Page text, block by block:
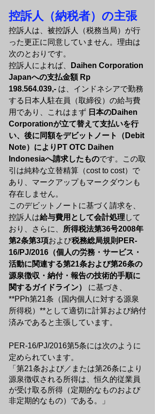
控訴人（納税者）の主張
控訴人は、被控訴人（税務当局）が行
った更正に同意していません。理由は
次のとおりです。
控訴人によれば、
Daihen Corporation
Japanへの支払金額 Rp
198.564.039,- は、インドネシアで勤務
する日本人駐在員（取締役）の給与費
用であり、これはまず 日本のDaihen
Corporationが立て替えて支払いを行
い、後に同額をデビットノート（Debit
Note）によりPT OTC Daihen
Indonesiaへ請求したものです。この取
引は純粋な立替精算（cost to cost）で
あり、マークアップもマークダウンも
存在しません。
このデビットノートに基づく請求を、
控訴人は給与費用として会計処理 して
おり、さらに、
所得税法第36号2008年
第2条第3項および税務総局規則PER-
16/PJ/2016（個人の労務・サービス・
活動に関連する第21条および第26条の
源泉徴収・納付・報告の技術的手順に
関するガイドライン）
に基づき、
**PPh第21条（国内個人に対する源泉
所得税）**として適切に計算および納付
済みであると主張しています。
PER-16/PJ/2016第5条には次のように
定められています。
「第21条および／または第26条により
源泉徴収される所得は、恒久的従業員
が受け取る所得（定期的なものおよび
非定期的なもの）である。」